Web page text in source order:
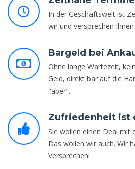
In der Geschäftswelt ist
wir und versprechen
Bargeld bei
Ohne lange Wartezeit,
Geld, direkt bar auf die
"aber".
Zufriedenheit ist
Sie wollen einen Deal mit
Das wollen wir auch. Wir
Versprechen!